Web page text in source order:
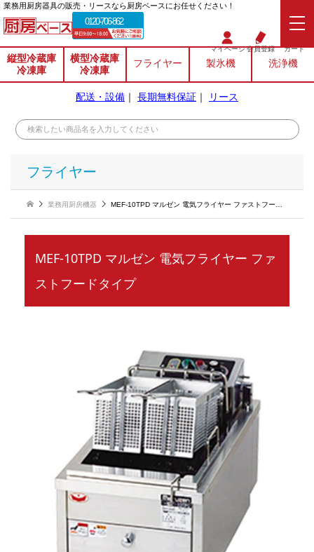
業務⽤厨房器具の販売・リースなら厨房ベースにお任せください！
0120-706-862
マイページ会員登録 カート
縦型冷蔵庫
冷凍庫
横型冷蔵庫
冷凍庫
フライヤー 製氷機 洗浄機
配送・設備 ｜ 長期無料保証 ｜ リース
フライヤー
業務用厨房機器 MEF-10TPD マルゼン 電気フライヤー ファストフードタイプ
MEF-10TPD マルゼン 電気フライヤー ファ
ストフードタイプ